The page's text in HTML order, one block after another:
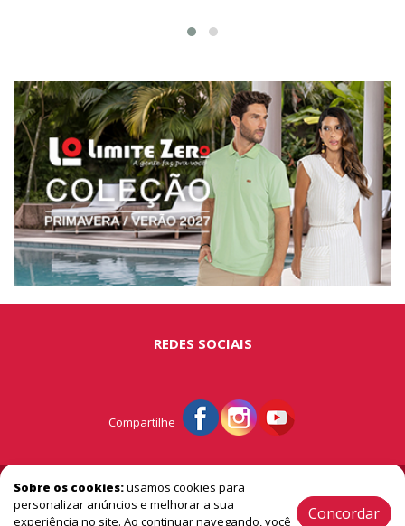
Sobre os cookies:usamos cookies para
personalizar anúncios e melhorar a sua
experiência no site. Ao continuar navegando, você
Concordar
REDES SOCIAIS
Compartilhe
© Portal São Miguel - A vitrine do extremo oeste